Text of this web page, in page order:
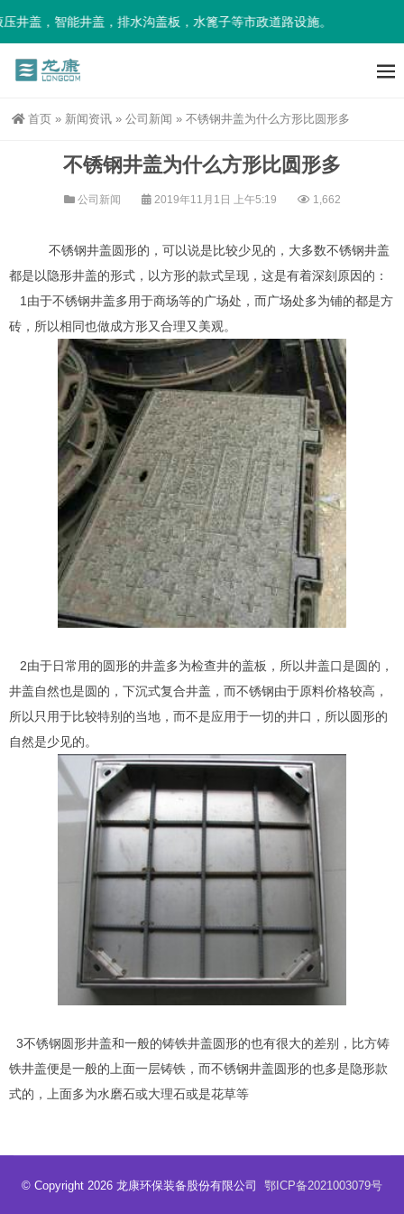
盖，智能井盖，排水沟盖板，水篦子等市政道路设施。
首页 » 新闻资讯 » 公司新闻 » 不锈钢井盖为什么方形比圆形多
不锈钢井盖为什么方形比圆形多
公司新闻 2019年11月1日 上午5:19 1,662
不锈钢井盖圆形的，可以说是比较少见的，大多数不锈钢井盖
都是以隐形井盖的形式，以方形的款式呈现，这是有着深刻原因的：
1由于不锈钢井盖多用于商场等的广场处，而广场处多为铺的都是方
砖，所以相同也做成方形又合理又美观。
2由于日常用的圆形的井盖多为检查井的盖板，所以井盖口是圆的，
井盖自然也是圆的，下沉式复合井盖，而不锈钢由于原料价格较高，
所以只用于比较特别的当地，而不是应用于一切的井口，所以圆形的
自然是少见的。
3不锈钢圆形井盖和一般的铸铁井盖圆形的也有很大的差别，比方铸
铁井盖便是一般的上面一层铸铁，而不锈钢井盖圆形的也多是隐形款
式的，上面多为水磨石或大理石或是花草等
© Copyright 2026 龙康环保装备股份有限公司 鄂ICP备2021003079号